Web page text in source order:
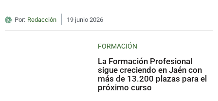
Por: Redacción 19 junio 2026
FORMACIÓN
La Formación Profesional
sigue creciendo en Jaén con
más de 13.200 plazas para el
próximo curso